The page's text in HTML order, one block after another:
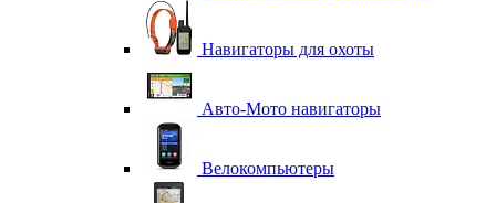
Навигаторы для охоты
Авто-Мото навигаторы
Велокомпьютеры